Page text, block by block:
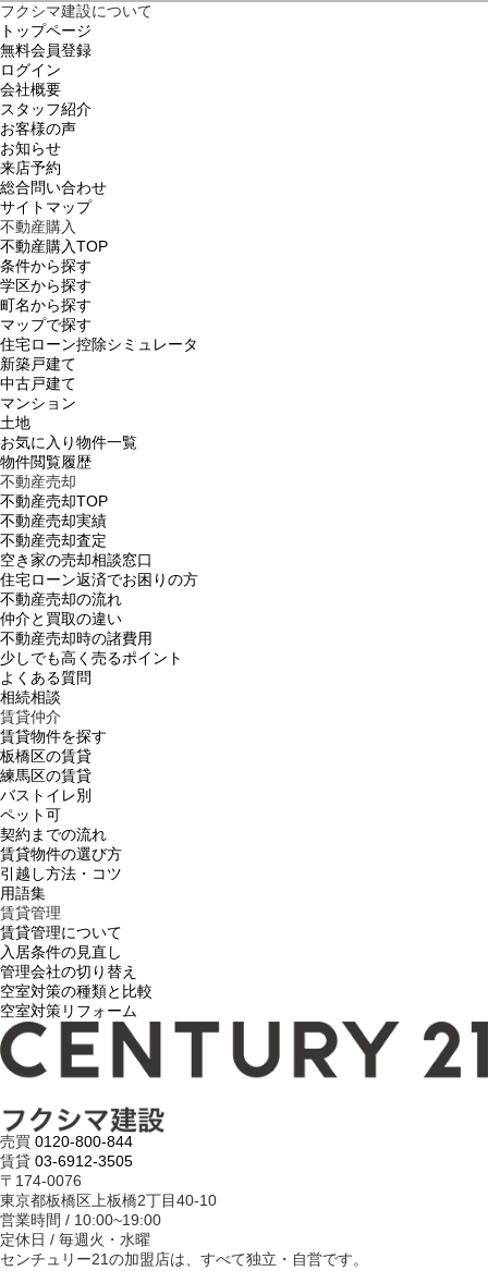
フクシマ建設について
トップページ
無料会員登録
ログイン
会社概要
スタッフ紹介
お客様の声
お知らせ
来店予約
総合問い合わせ
サイトマップ
不動産購入
不動産購入TOP
条件から探す
学区から探す
町名から探す
マップで探す
住宅ローン控除シミュレータ
新築戸建て
中古戸建て
マンション
土地
お気に入り物件一覧
物件閲覧履歴
不動産売却
不動産売却TOP
不動産売却実績
不動産売却査定
空き家の売却相談窓口
住宅ローン返済でお困りの方
不動産売却の流れ
仲介と買取の違い
不動産売却時の諸費用
少しでも高く売るポイント
よくある質問
相続相談
賃貸仲介
賃貸物件を探す
板橋区の賃貸
練馬区の賃貸
バストイレ別
ペット可
契約までの流れ
賃貸物件の選び方
引越し方法・コツ
用語集
賃貸管理
賃貸管理について
入居条件の見直し
管理会社の切り替え
空室対策の種類と比較
空室対策リフォーム
売買 0120-800-844
賃貸 03-6912-3505
〒174-0076
東京都板橋区上板橋2丁目40-10
営業時間 / 10:00~19:00
定休日 / 毎週火・水曜
センチュリー21の加盟店は、すべて独立・自営です。